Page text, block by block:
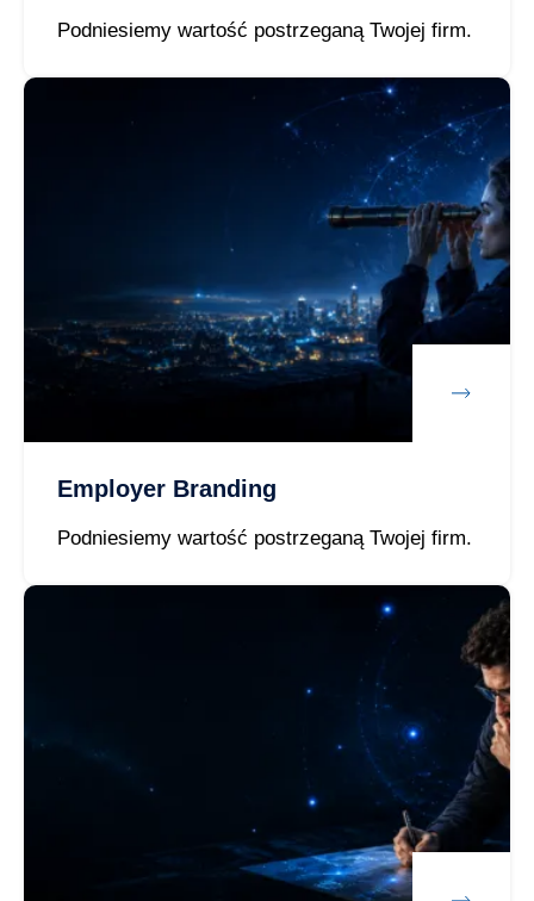
Podniesiemy wartość postrzeganą Twojej firm.
Employer Branding
Podniesiemy wartość postrzeganą Twojej firm.